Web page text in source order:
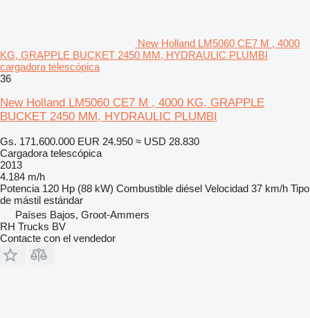
New Holland LM5060 CE7 M , 4000
KG, GRAPPLE BUCKET 2450 MM, HYDRAULIC PLUMBI
cargadora telescópica
36
New Holland LM5060 CE7 M , 4000 KG, GRAPPLE
BUCKET 2450 MM, HYDRAULIC PLUMBI
Gs. 171.600.000 EUR 24.950 ≈ USD 28.830
Cargadora telescópica
2013
4.184 m/h
Potencia 120 Hp (88 kW) Combustible diésel Velocidad 37 km/h Tipo
de mástil estándar
Países Bajos, Groot-Ammers
RH Trucks BV
Contacte con el vendedor